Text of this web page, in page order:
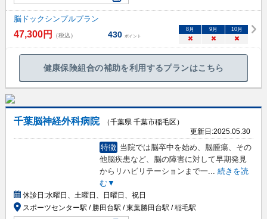
脳ドックシンプルプラン
47,300円 （税込） 430 ポイント
8 月 9 月 10月
× × ×
健康保険組合の補助を利用するプランはこちら
千葉脳神経外科病院
（千葉県 千葉市稲毛区）
更新日:2025.05.30
特徴 当院では脳卒中を始め、脳腫瘍、その
他脳疾患など、脳の障害に対して早期発見
からリハビリテーションまで一
続きを読
む▼
休診日:水曜日、土曜日、日曜日、祝日
スポーツセンター駅 / 勝田台駅 / 東葉勝田台駅 / 稲毛駅